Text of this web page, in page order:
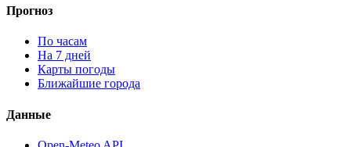
Прогноз
По часам
На 7 дней
Карты погоды
Ближайшие города
Данные